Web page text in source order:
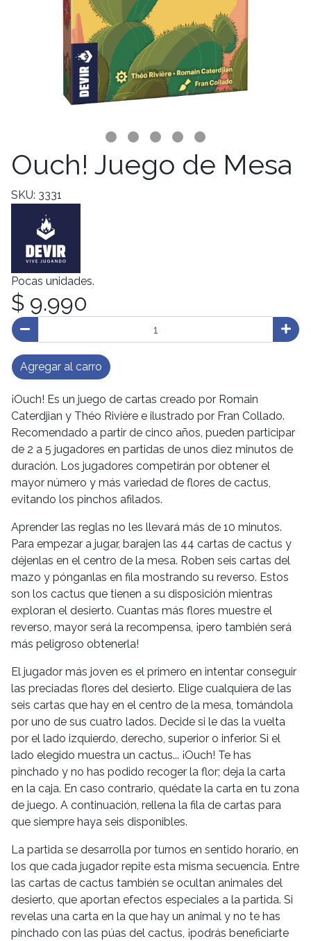
Ouch! Juego de Mesa
SKU: 3331
Pocas unidades.
$ 9.990
Agregar al carro
¡Ouch! Es un juego de cartas creado por Romain
Caterdjian y Théo Rivière e ilustrado por Fran Collado.
Recomendado a partir de cinco años, pueden participar
de 2 a 5 jugadores en partidas de unos diez minutos de
duración. Los jugadores competirán por obtener el
mayor número y más variedad de flores de cactus,
evitando los pinchos afilados.
Aprender las reglas no les llevará más de 10 minutos.
Para empezar a jugar, barajen las 44 cartas de cactus y
déjenlas en el centro de la mesa. Roben seis cartas del
mazo y pónganlas en fila mostrando su reverso. Estos
son los cactus que tienen a su disposición mientras
exploran el desierto. Cuantas más flores muestre el
reverso, mayor será la recompensa, ¡pero también será
más peligroso obtenerla!
El jugador más joven es el primero en intentar conseguir
las preciadas flores del desierto. Elige cualquiera de las
seis cartas que hay en el centro de la mesa, tomándola
por uno de sus cuatro lados. Decide si le das la vuelta
por el lado izquierdo, derecho, superior o inferior. Si el
lado elegido muestra un cactus... ¡Ouch! Te has
pinchado y no has podido recoger la flor; deja la carta
en la caja. En caso contrario, quédate la carta en tu zona
de juego. A continuación, rellena la fila de cartas para
que siempre haya seis disponibles.
La partida se desarrolla por turnos en sentido horario, en
los que cada jugador repite esta misma secuencia. Entre
las cartas de cactus también se ocultan animales del
desierto, que aportan efectos especiales a la partida. Si
revelas una carta en la que hay un animal y no te has
pinchado con las púas del cactus, ¡podrás beneficiarte